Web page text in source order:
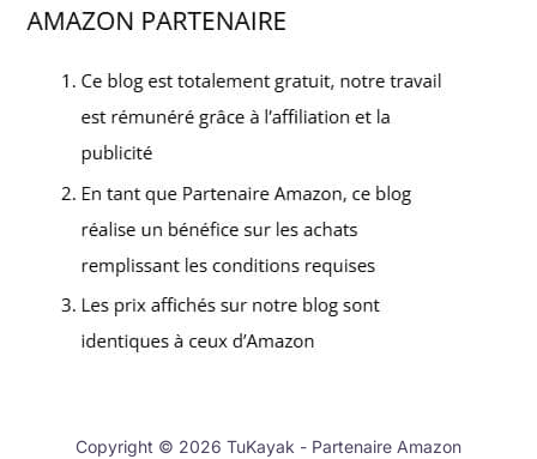
Copyright © 2026 TuKayak - Partenaire Amazon